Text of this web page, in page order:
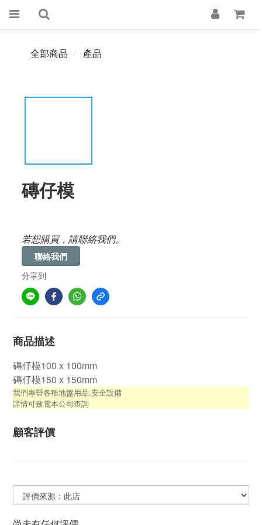
全部商品 產品
磚仔模
若想購買，請聯絡我們。
聯絡我們
分享到
商品描述
磚仔模100 x 100mm
磚仔模150 x 150mm
我們專營各種地盤用品,安全設備
詳情可致電本公司查詢
顧客評價